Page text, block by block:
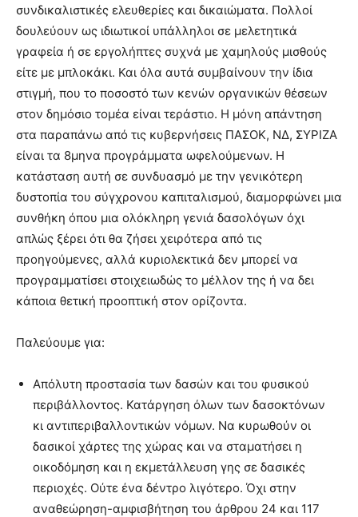
συνδικαλιστικές ελευθερίες και δικαιώματα. Πολλοί
δουλεύουν ως ιδιωτικοί υπάλληλοι σε μελετητικά
γραφεία ή σε εργολήπτες συχνά με χαμηλούς μισθούς
είτε με μπλοκάκι. Και όλα αυτά συμβαίνουν την ίδια
στιγμή, που το ποσοστό των κενών οργανικών θέσεων
στον δημόσιο τομέα είναι τεράστιο. Η μόνη απάντηση
στα παραπάνω από τις κυβερνήσεις ΠΑΣΟΚ, ΝΔ, ΣΥΡΙΖΑ
είναι τα 8μηνα προγράμματα ωφελούμενων. Η
κατάσταση αυτή σε συνδυασμό με την γενικότερη
δυστοπία του σύγχρονου καπιταλισμού, διαμορφώνει μια
συνθήκη όπου μια ολόκληρη γενιά δασολόγων όχι
απλώς ξέρει ότι θα ζήσει χειρότερα από τις
προηγούμενες, αλλά κυριολεκτικά δεν μπορεί να
προγραμματίσει στοιχειωδώς το μέλλον της ή να δει
κάποια θετική προοπτική στον ορίζοντα.
Παλεύουμε για:
Απόλυτη προστασία των δασών και του φυσικού
περιβάλλοντος. Κατάργηση όλων των δασοκτόνων
κι αντιπεριβαλλοντικών νόμων. Να κυρωθούν οι
δασικοί χάρτες της χώρας και να σταματήσει η
οικοδόμηση και η εκμετάλλευση γης σε δασικές
περιοχές. Ούτε ένα δέντρο λιγότερο. Όχι στην
αναθεώρηση-αμφισβήτηση του άρθρου 24 και 117